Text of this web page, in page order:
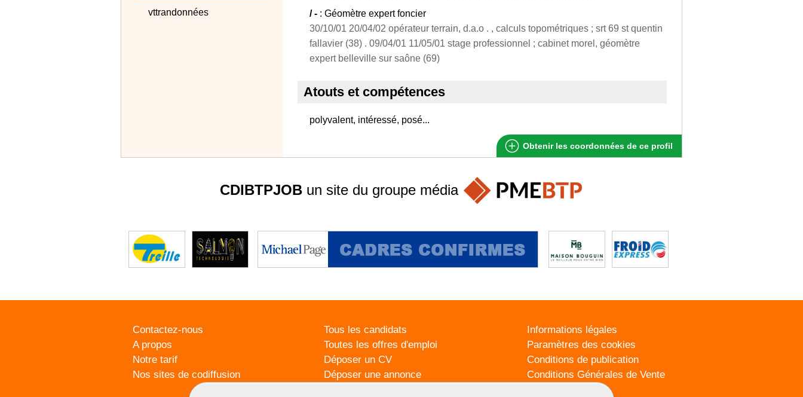
vttrandonnées / - : Géomètre expert foncier
30/10/01 20/04/02 opérateur terrain, d.a.o . , calculs topométriques ; srt 69 st quentin
fallavier (38) . 09/04/01 11/05/01 stage professionnel ; cabinet morel, géomètre
expert belleville sur saône (69)
Atouts et compétences
polyvalent, intéressé, posé...
Obtenir les coordonnées de ce profil
CDIBTPJOBun site du groupe média
Contactez-nous
A propos
Notre tarif
Nos sites de codiffusion
Tous les candidats
Toutes les offres d'emploi
Déposer un CV
Déposer une annonce
Informations légales
Paramètres des cookies
Conditions de publication
Conditions Générales de Vente